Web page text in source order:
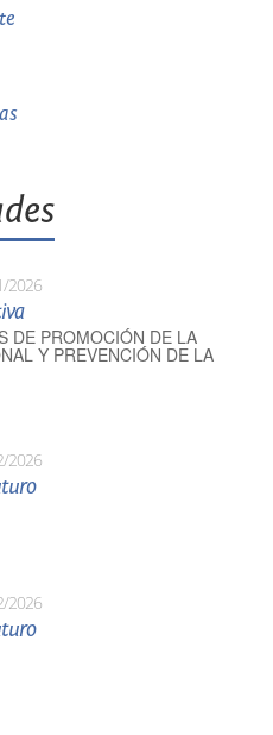
2026
DE PROMOCIÓN DE LA
Y PREVENCIÓN DE LA
2026
2026